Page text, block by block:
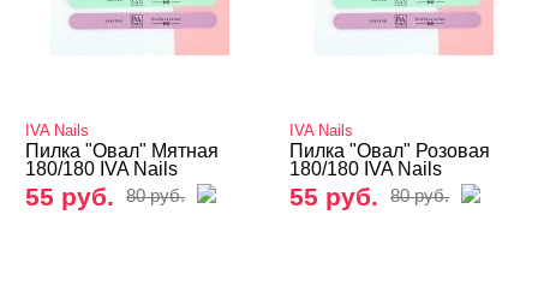
Пилки профессиональные
IVA Nails
Пилка "Овал" Мятная
180/180 IVA Nails
55 руб. 80 руб.
IVA Nails
Пилка "Овал" Розовая
180/180 IVA Nails
55 руб. 80 руб.